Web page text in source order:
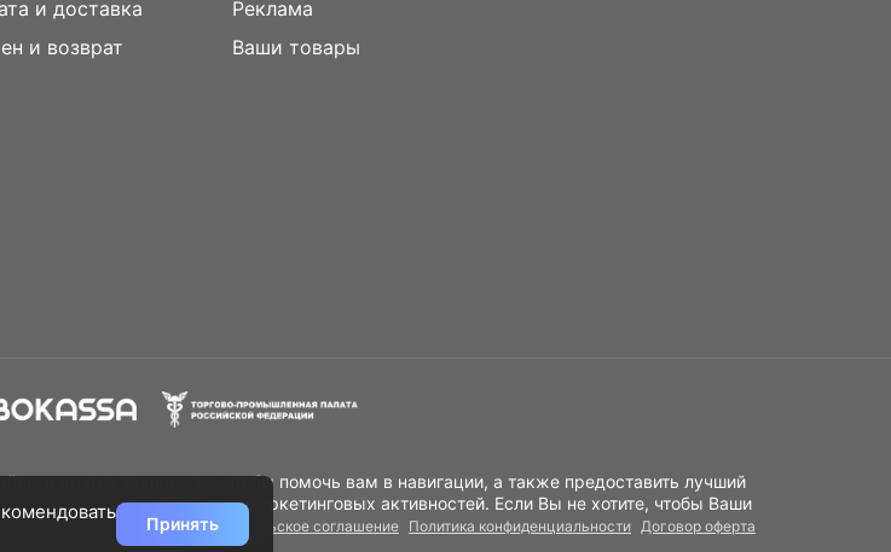
и доставка
и возврат
Реклама
Ваши товары
и другие технологии, чтобы помочь вам в навигации, а также предоставить лучший
качество рекламных и маркетинговых активностей. Если Вы не хотите, чтобы Ваши
в своём браузере.Пользовательское соглашение Политика конфиденциальности Договор оферта
Принять